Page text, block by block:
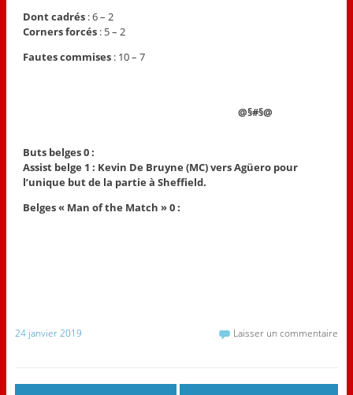
Dont cadrés: 6 – 2
Corners forcés: 5 – 2
Fautes commises: 10 – 7
@§#§@
Buts belges0 :
Assist belge 1 : Kevin De Bruyne (MC) vers Agüero pour
l’unique but de la partie à Sheffield.
Belges « Man of the Match »0 :
24 janvier 2019 Laisser un commentaire